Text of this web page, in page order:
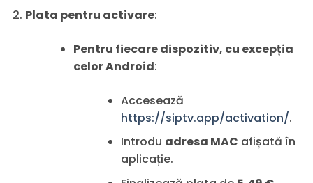
Plata pentru activare:
Pentru fiecare dispozitiv, cu excepția
celor Android:
Accesează
https://siptv.app/activation/.
Introdu adresa MAC afișată în
aplicație.